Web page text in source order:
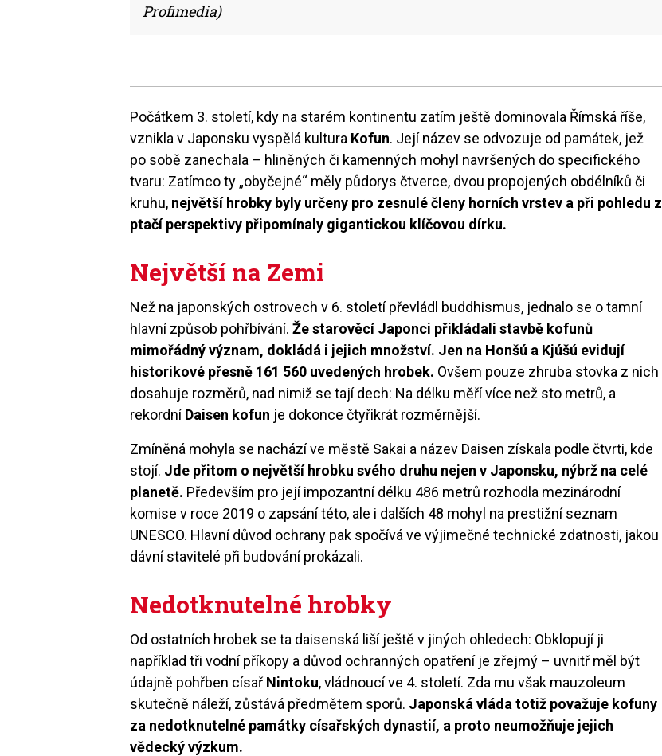
Profimedia)
Počátkem 3. století, kdy na starém kontinentu zatím ještě dominovala Římská říše,
vznikla v Japonsku vyspělá kultura Kofun. Její název se odvozuje od památek, jež
po sobě zanechala – hliněných či kamenných mohyl navršených do specifického
tvaru: Zatímco ty „obyčejné“ měly půdorys čtverce, dvou propojených obdélníků či
kruhu, největší hrobky byly určeny pro zesnulé členy horních vrstev a při pohledu z
ptačí perspektivy připomínaly gigantickou klíčovou dírku.
Největší na Zemi
Než na japonských ostrovech v 6. století převládl buddhismus, jednalo se o tamní
hlavní způsob pohřbívání.Že starověcí Japonci přikládali stavbě kofunů
mimořádný význam, dokládá i jejich množství. Jen na Honšú a Kjúšú evidují
historikové přesně 161 560 uvedených hrobek. Ovšem pouze zhruba stovka z nich
dosahuje rozměrů, nad nimiž se tají dech: Na délku měří více než sto metrů, a
rekordníDaisen kofun je dokonce čtyřikrát rozměrnější.
Zmíněná mohyla se nachází ve městě Sakai a název Daisen získala podle čtvrti, kde
stojí. Jde přitom o největší hrobku svého druhu nejen v Japonsku, nýbrž na celé
planetě. Především pro její impozantní délku 486 metrů rozhodla mezinárodní
komise v roce 2019 o zapsání této, ale i dalších 48 mohyl na prestižní seznam
UNESCO. Hlavní důvod ochrany pak spočívá ve výjimečné technické zdatnosti, jakou
dávní stavitelé při budování prokázali.
Nedotknutelné hrobky
Od ostatních hrobek se ta daisenská liší ještě v jiných ohledech: Obklopují ji
například tři vodní příkopy a důvod ochranných opatření je zřejmý – uvnitř měl být
údajně pohřben císař Nintoku, vládnoucí ve 4. století. Zda mu však mauzoleum
skutečně náleží, zůstává předmětem sporů. Japonská vláda totiž považuje kofuny
za nedotknutelné památky císařských dynastií, a proto neumožňuje jejich
vědecký výzkum.